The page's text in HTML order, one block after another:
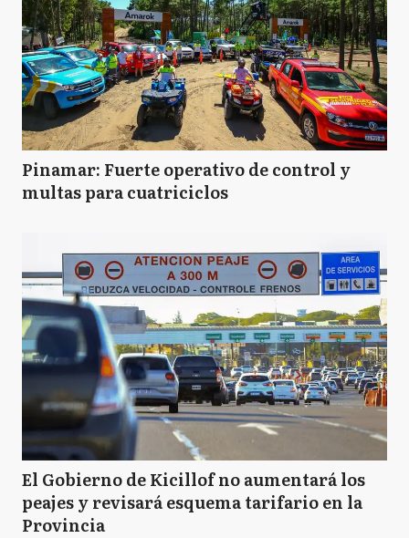
Pinamar: Fuerte operativo de control y
multas para cuatriciclos
El Gobierno de Kicillof no aumentará los
peajes y revisará esquema tarifario en la
Provincia